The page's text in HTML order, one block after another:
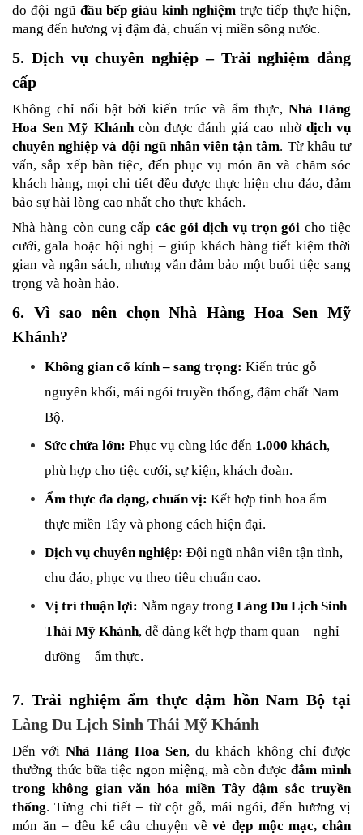
do đội ngũ đầu bếp giàu kinh nghiệm trực tiếp thực hiện,
mang đến hương vị đậm đà, chuẩn vị miền sông nước.
5. Dịch vụ chuyên nghiệp – Trải nghiệm đẳng
cấp
Không chỉ nổi bật bởi kiến trúc và ẩm thực, Nhà Hàng
Hoa Sen Mỹ Khánh còn được đánh giá cao nhờ dịch vụ
chuyên nghiệp và đội ngũ nhân viên tận tâm. Từ khâu tư
vấn, sắp xếp bàn tiệc, đến phục vụ món ăn và chăm sóc
khách hàng, mọi chi tiết đều được thực hiện chu đáo, đảm
bảo sự hài lòng cao nhất cho thực khách.
Nhà hàng còn cung cấp các gói dịch vụ trọn gói cho tiệc
cưới, gala hoặc hội nghị – giúp khách hàng tiết kiệm thời
gian và ngân sách, nhưng vẫn đảm bảo một buổi tiệc sang
trọng và hoàn hảo.
6. Vì sao nên chọn Nhà Hàng Hoa Sen Mỹ
Khánh?
Không gian cổ kính – sang trọng: Kiến trúc gỗ
nguyên khối, mái ngói truyền thống, đậm chất Nam
Bộ.
Sức chứa lớn: Phục vụ cùng lúc đến 1.000 khách,
phù hợp cho tiệc cưới, sự kiện, khách đoàn.
Ẩm thực đa dạng, chuẩn vị: Kết hợp tinh hoa ẩm
thực miền Tây và phong cách hiện đại.
Dịch vụ chuyên nghiệp: Đội ngũ nhân viên tận tình,
chu đáo, phục vụ theo tiêu chuẩn cao.
Vị trí thuận lợi: Nằm ngay trong Làng Du Lịch Sinh
Thái Mỹ Khánh, dễ dàng kết hợp tham quan – nghỉ
dưỡng – ẩm thực.
Làng Du Lịch Sinh Thái Mỹ Khánh
Đến với Nhà Hàng Hoa Sen, du khách không chỉ được
thưởng thức bữa tiệc ngon miệng, mà còn được đắm mình
trong không gian văn hóa miền Tây đậm sắc truyền
thống. Từng chi tiết – từ cột gỗ, mái ngói, đến hương vị
món ăn – đều kể câu chuyện về vẻ đẹp mộc mạc, chân